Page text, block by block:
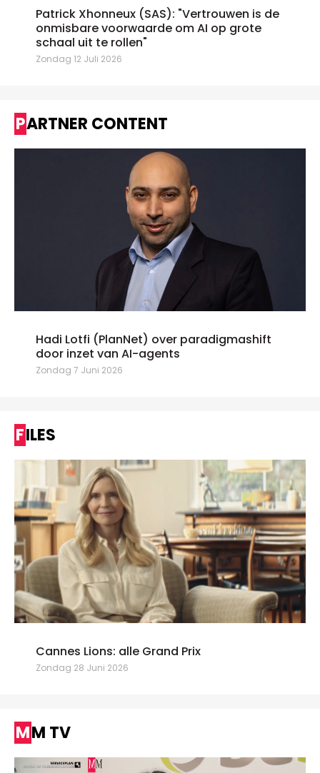
Patrick Xhonneux (SAS): "Vertrouwen is de
onmisbare voorwaarde om AI op grote
schaal uit te rollen"
Zondag 12 Juli 2026
PARTNER CONTENT
Hadi Lotfi (PlanNet) over paradigmashift
door inzet van AI-agents
Zondag 7 Juni 2026
FILES
Cannes Lions: alle Grand Prix
Zondag 28 Juni 2026
MM TV